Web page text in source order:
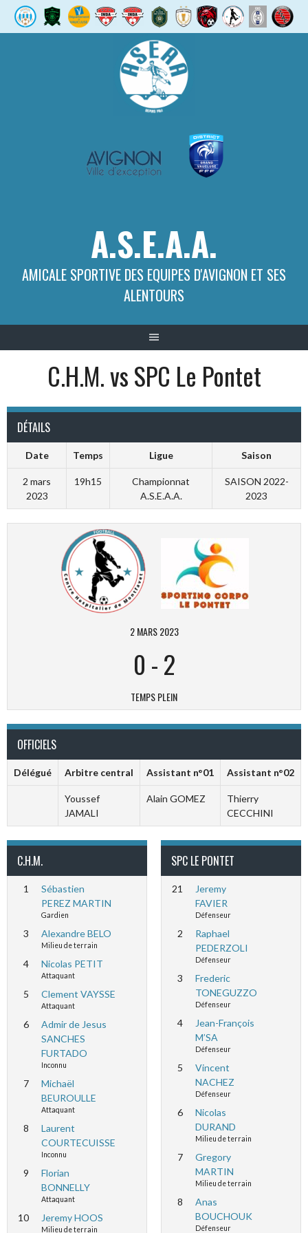
A.S.E.A.A.
AMICALE SPORTIVE DES EQUIPES D'AVIGNON ET SES
ALENTOURS
C.H.M. vs SPC Le Pontet
DÉTAILS
Date Temps Ligue Saison
2 mars
2023
19h15
Championnat
A.S.E.A.A.
SAISON 2022-
2023
2 MARS 2023
0 -2
TEMPS PLEIN
OFFICIELS
Délégué Arbitre central Assistant n°01 Assistant n°02
Youssef
JAMALI
Alain GOMEZ
Thierry
CECCHINI
C.H.M.
1
Sébastien
PEREZ MARTIN
Gardien
3 Alexandre BELO
Milieu de terrain
4 Nicolas PETIT
Attaquant
5 Clement VAYSSE
Attaquant
6
Admir de Jesus
SANCHES
FURTADO
Inconnu
7
Michaël
BEUROULLE
Attaquant
8
Laurent
COURTECUISSE
Inconnu
9
Florian
BONNELLY
Attaquant
10 Jeremy HOOS
Milieu de terrain
SPC LE PONTET
21
Jeremy
FAVIER
Défenseur
2
Raphael
PEDERZOLI
Défenseur
3
Frederic
TONEGUZZO
Défenseur
4
Jean-François
M’SA
Défenseur
5
Vincent
NACHEZ
Défenseur
6
Nicolas
DURAND
Milieu de terrain
7
Gregory
MARTIN
Milieu de terrain
8
Anas
BOUCHOUK
Défenseur